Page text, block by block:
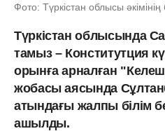
Фото: Түркістан облысы
Түркістан облысында
тамыз – Конститутция
орынға арналған
жобасы аясында
атындағы жалпы білім
ашылды.